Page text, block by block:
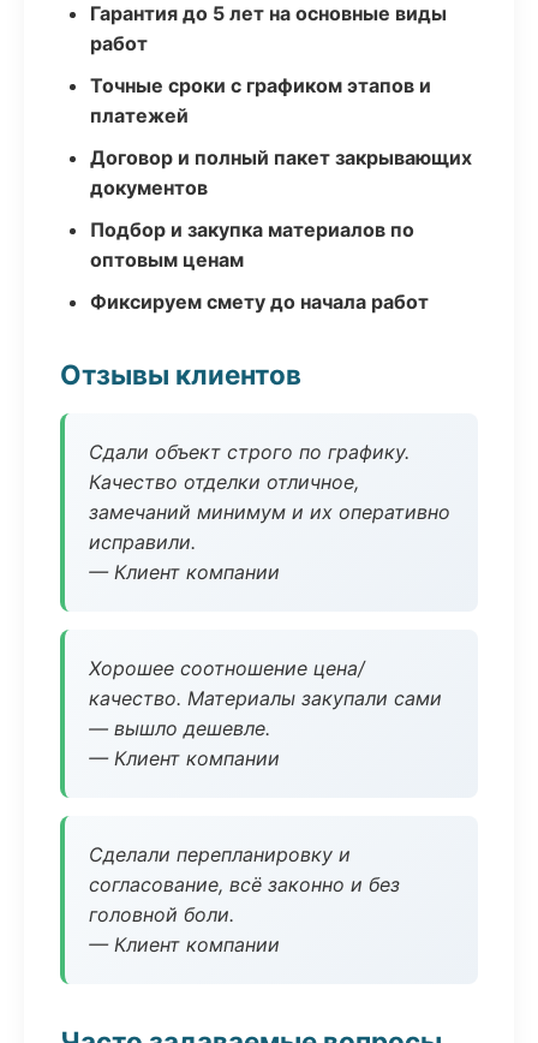
Гарантия до 5 лет на основные виды
работ
Точные сроки с графиком этапов и
платежей
Договор и полный пакет закрывающих
документов
Подбор и закупка материалов по
оптовым ценам
Фиксируем смету до начала работ
Отзывы клиентов
Сдали объект строго по графику.
Качество отделки отличное,
замечаний минимум и их оперативно
исправили.
— Клиент компании
Хорошее соотношение цена/
качество. Материалы закупали сами
— вышло дешевле.
— Клиент компании
Сделали перепланировку и
согласование, всё законно и без
головной боли.
— Клиент компании